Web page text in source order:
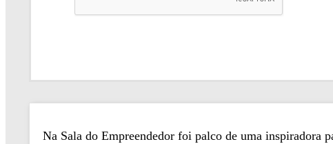
Na Sala do Empreendedor foi palco de uma inspiradora